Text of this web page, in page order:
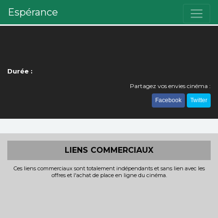
Espérance
Durée :
Partagez vos envies cinéma :
Facebook Twitter
LIENS COMMERCIAUX
Ces liens commerciaux sont totalement indépendants et sans lien avec les
offres et l'achat de place en ligne du cinéma.